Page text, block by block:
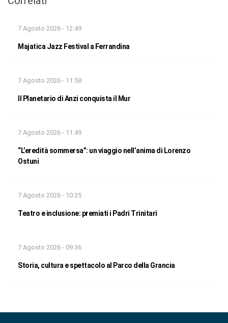
7 Agosto 2026 - 12:49
Majatica Jazz Festival a Ferrandina
7 Agosto 2026 - 11:58
Il Planetario di Anzi conquista il Mur
7 Agosto 2026 - 11:49
“L’eredità sommersa”: un viaggio nell’anima di Lorenzo
Ostuni
7 Agosto 2026 - 10:35
Teatro e inclusione: premiati i Padri Trinitari
7 Agosto 2026 - 09:36
Storia, cultura e spettacolo al Parco della Grancia